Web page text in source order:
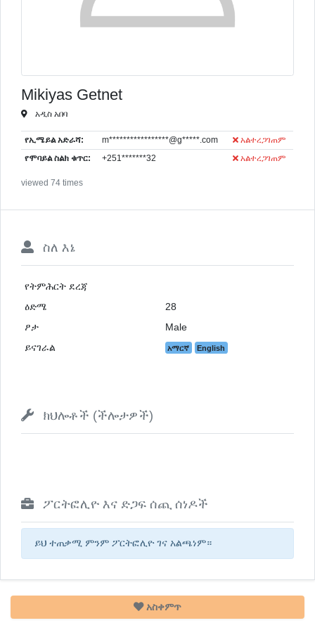
Mikiyas Getnet
አዲስ አበባ
የኢሜይል አድራሻ: m*****************@g*****.com አልተረጋገጠም
የሞባይል ስልክ ቁጥር: +251*******32 አልተረጋገጠም
viewed 74 times
ስለ እኔ
የትምሕርት ደረጃ
ዕድሜ
28
ፆታ
Male
ይናገራል
አማርኛ English
ክህሎቶች (ችሎታዎች)
ፖርትፎሊዮ እና ድጋፍ ሰጪ ሰነዶች
ይህ ተጠቃሚ ምንም ፖርትፎሊዮ ገና አልጫነም።
አስቀምጥ